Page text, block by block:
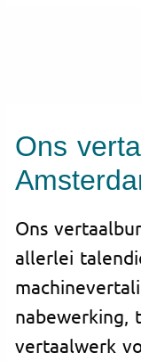
Ons
Ons
allerlei
nabewerking,
vertaalwerk